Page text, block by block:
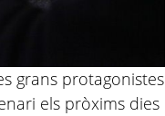
grans protagonistes
els pròxims dies